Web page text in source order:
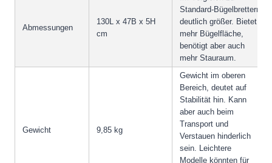
Abmessungen
130L x 47B x 5H
cm
Standard-Bügelbrettern
deutlich größer. Bietet
mehr Bügelfläche,
benötigt aber auch
mehr Stauraum.
Gewicht 9,85 kg
Gewicht im oberen
Bereich, deutet auf
Stabilität hin. Kann
aber auch beim
Transport und
Verstauen hinderlich
sein. Leichtere
Modelle könnten für